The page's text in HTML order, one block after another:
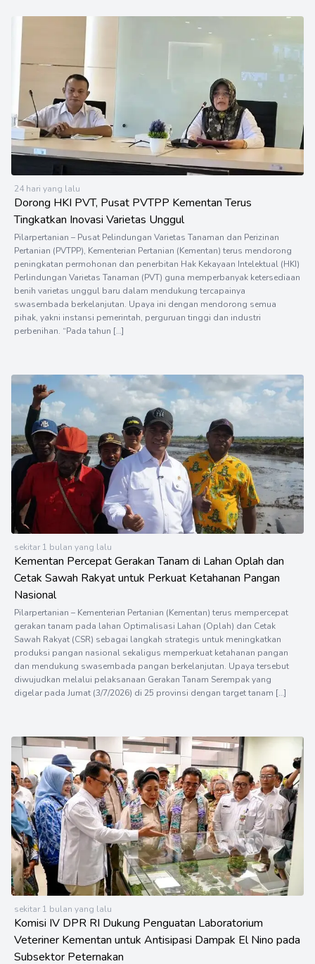
24 hari yang lalu
Dorong HKI PVT, Pusat PVTPP Kementan Terus
Tingkatkan Inovasi Varietas Unggul
Pilarpertanian – Pusat Pelindungan Varietas Tanaman dan Perizinan
Pertanian (PVTPP), Kementerian Pertanian (Kementan) terus mendorong
peningkatan permohonan dan penerbitan Hak Kekayaan Intelektual (HKI)
Perlindungan Varietas Tanaman (PVT) guna memperbanyak ketersediaan
benih varietas unggul baru dalam mendukung tercapainya
swasembada berkelanjutan. Upaya ini dengan mendorong semua
pihak, yakni instansi pemerintah, perguruan tinggi dan industri
perbenihan. “Pada tahun […]
sekitar 1 bulan yang lalu
Kementan Percepat Gerakan Tanam di Lahan Oplah dan
Cetak Sawah Rakyat untuk Perkuat Ketahanan Pangan
Nasional
Pilarpertanian – Kementerian Pertanian (Kementan) terus mempercepat
gerakan tanam pada lahan Optimalisasi Lahan (Oplah) dan Cetak
Sawah Rakyat (CSR) sebagai langkah strategis untuk meningkatkan
produksi pangan nasional sekaligus memperkuat ketahanan pangan
dan mendukung swasembada pangan berkelanjutan. Upaya tersebut
diwujudkan melalui pelaksanaan Gerakan Tanam Serempak yang
digelar pada Jumat (3/7/2026) di 25 provinsi dengan target tanam […]
sekitar 1 bulan yang lalu
Komisi IV DPR RI Dukung Penguatan Laboratorium
Veteriner Kementan untuk Antisipasi Dampak El Nino pada
Subsektor Peternakan